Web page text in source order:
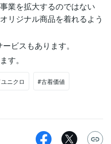
業を拡大するのではない
リジナル商品を着れるよう
ビスもあります。
す。
ニクロ #古着価値